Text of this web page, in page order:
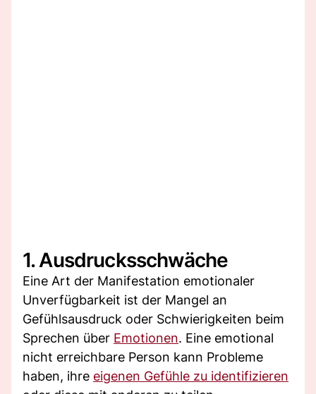
1. Ausdrucksschwäche
Eine Art der Manifestation emotionaler
Unverfügbarkeit ist der Mangel an
Gefühlsausdruck oder Schwierigkeiten beim
Sprechen über Emotionen. Eine emotional
nicht erreichbare Person kann Probleme
haben, ihre eigenen Gefühle zu identifizieren